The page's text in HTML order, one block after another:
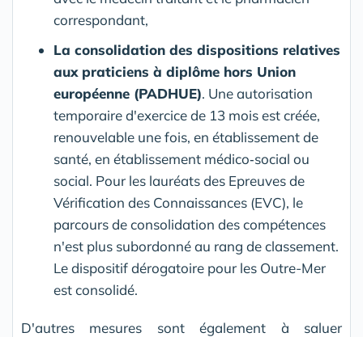
correspondant,
La consolidation des dispositions relatives
aux praticiens à diplôme hors Union
européenne (PADHUE). Une autorisation
temporaire d'exercice de 13 mois est créée,
renouvelable une fois, en établissement de
santé, en établissement médico‑social ou
social. Pour les lauréats des Epreuves de
Vérification des Connaissances (EVC), le
parcours de consolidation des compétences
n'est plus subordonné au rang de classement.
Le dispositif dérogatoire pour les Outre-Mer
est consolidé.
D'autres mesures sont également à saluer